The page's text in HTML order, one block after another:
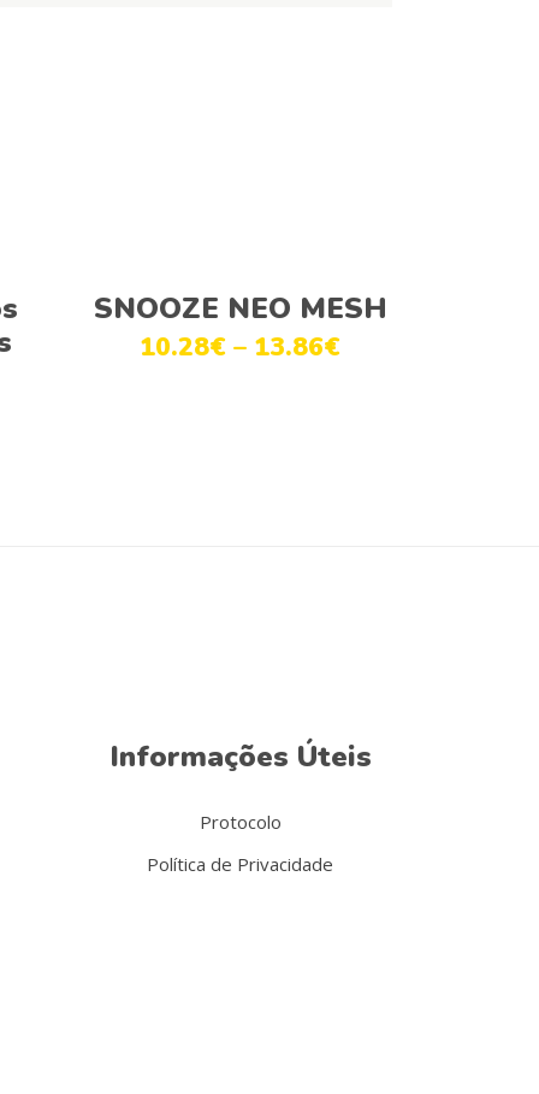
Ver opções
SNOOZE NEO MESH
10.28€ – 13.86€
Informações Úteis
Protocolo
Política de Privacidade